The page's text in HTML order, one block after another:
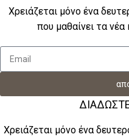
Χρειάζεται μόνο ένα
που μαθαίνει τα
Χρειάζεται μόνο ένα